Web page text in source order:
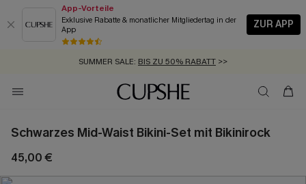
App-Vorteile
Exklusive Rabatte & monatlicher Mitgliedertag in der
App
ZUR APP
GRATIS MASSBAND MIT JEDEM SCHNELLVERSAND-ARTIKEL >>
SUMMER SALE: BIS ZU 50% RABATT >>
ZUM NEWSLETTER:BIS ZU -20% EXTRA ERHALTEN
KOSTENLOSER VERSAND AB 89 €
Schwarzes Mid-Waist Bikini-Set mit Bikinirock
45,00 €